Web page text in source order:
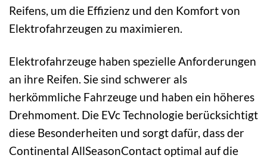
Reifens, um die Effizienz und den Komfort von
Elektrofahrzeugen zu maximieren.
Elektrofahrzeuge haben spezielle Anforderungen
an ihre Reifen. Sie sind schwerer als
herkömmliche Fahrzeuge und haben ein höheres
Drehmoment. Die EVc Technologie berücksichtigt
diese Besonderheiten und sorgt dafür, dass der
Continental AllSeasonContact optimal auf die